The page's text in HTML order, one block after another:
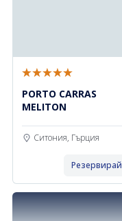
PORTO CARRAS
MELITON
Ситония, Гърция
Резервирай